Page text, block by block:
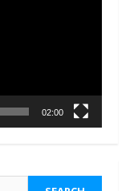
02:00